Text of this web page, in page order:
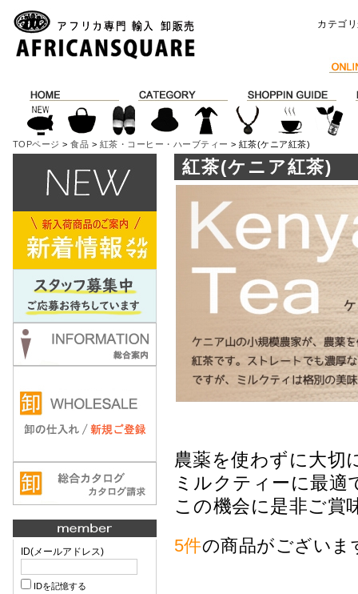
カテゴ
TOPページ >食品 > 紅茶・コーヒー・ハーブティー > 紅茶(ケニア紅茶)
ID(メールアドレス)
IDを記憶する
紅茶(ケニア紅茶)
農薬を使わずに大切
ミルクティーに最適
この機会に是非ご賞
5件の商品がございま